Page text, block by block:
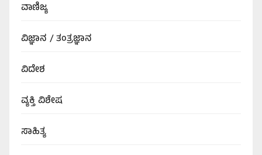
ವಾಣಿಜ್ಯ
ವಿಜ್ಞಾನ / ತಂತ್ರಜ್ಞಾನ
ವಿದೇಶ
ವ್ಯಕ್ತಿ ವಿಶೇಷ
ಸಾಹಿತ್ಯ